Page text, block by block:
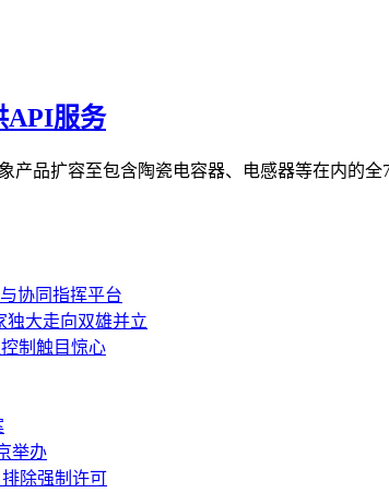
API服务
品扩容至包含陶瓷电容器、电感器等在内的全
协同指挥平台
独大走向双雄并立
制触目惊心
举办
除强制许可